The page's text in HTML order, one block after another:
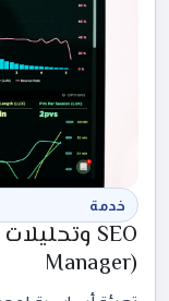
خدمة
Manager)